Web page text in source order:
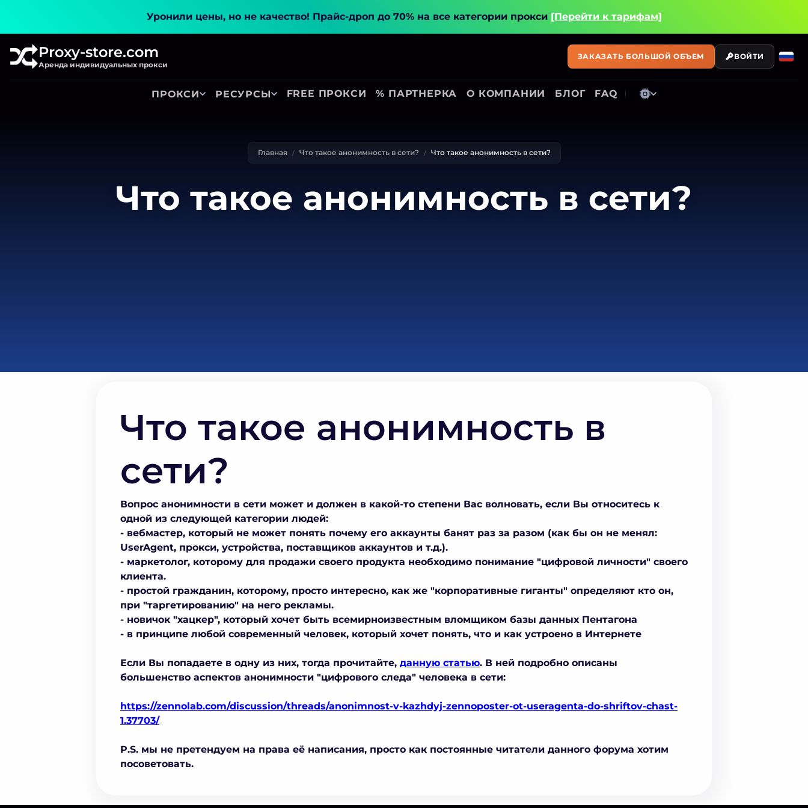
Уронили цены, но не качество! Прайс-дроп до 70% на все категории прокси [Перейти к тарифам]
Proxy-store.com
Аренда индивидуальных прокси
ПРОКСИ РЕСУРСЫ FREE ПРОКСИ % ПАРТНЕРКА О КОМПАНИИ БЛОГ FAQ
ЗАКАЗАТЬ БОЛЬШОЙ ОБЪЕМ ВОЙТИ
Главная Что такое анонимность в сети? Что такое анонимность в сети?
Что такое анонимность в сети?
Что такое анонимность в
сети?
Вопрос анонимности в сети может и должен в какой-то степени Вас волновать, если Вы относитесь к
одной из следующей категории людей:
- вебмастер, который не может понять почему его аккаунты банят раз за разом (как бы он не менял:
UserAgent, прокси, устройства, поставщиков аккаунтов и т.д.).
- маркетолог, которому для продажи своего продукта необходимо понимание "цифровой личности" своего
клиента.
- простой гражданин, которому, просто интересно, как же "корпоративные гиганты" определяют кто он,
при "таргетированию" на него рекламы.
- новичок "хацкер", который хочет быть всемирноизвестным вломщиком базы данных Пентагона
- в принципе любой современный человек, который хочет понять, что и как устроено в Интернете
Если Вы попадаете в одну из них, тогда прочитайте, данную статью. В ней подробно описаны
большенство аспектов анонимности "цифрового следа" человека в сети:
https://zennolab.com/discussion/threads/anonimnost-v-kazhdyj-zennoposter-ot-useragenta-do-shriftov-chast-
1.37703/
P.S. мы не претендуем на права её написания, просто как постоянные читатели данного форума хотим
посоветовать.